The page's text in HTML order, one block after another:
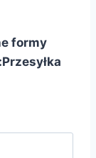
formy
Przesyłka